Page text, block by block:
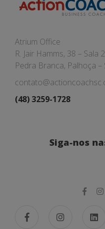
Atrium Office
R. Jair Hamms, 38 – Sala
Pedra Branca, Palhoça –
(48) 3259-1728
Siga-nos